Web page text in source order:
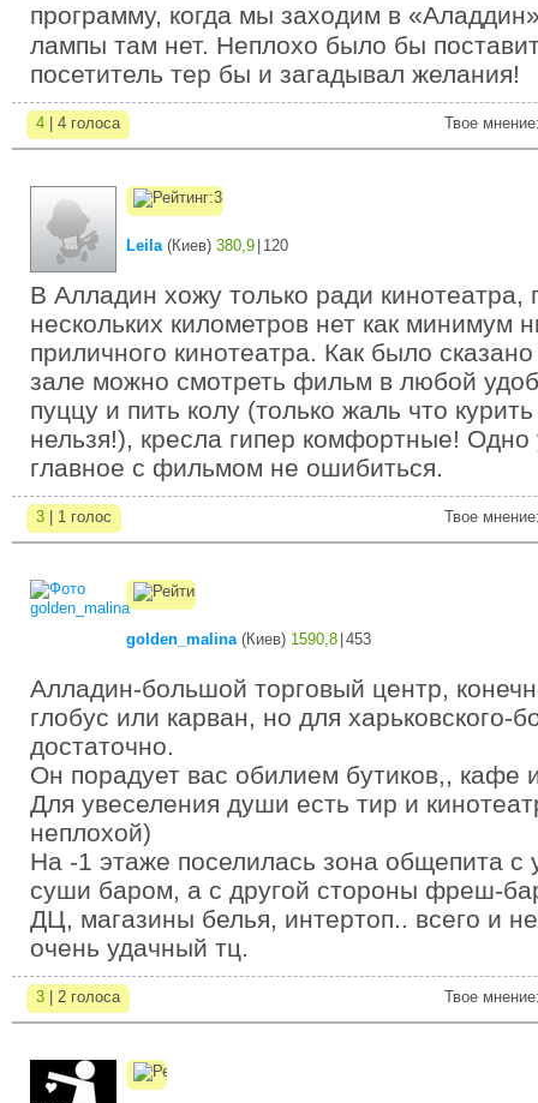
программу, когда мы заходим в
лампы там нет. Неплохо было бы
посетитель тер бы и загадывал желания!
4 | 4 голоса Твое
Leila(Киев) 380,9 120
В Алладин хожу только ради кинотеатра,
нескольких километров нет как минимум
приличного кинотеатра. Как было
зале можно смотреть фильм в любой
пуццу и пить колу (только жаль что
нельзя!), кресла гипер комфортные! Одно
главное с фильмом не ошибиться.
3 | 1 голос Твое
golden_malina(Киев) 1590,8 453
Алладин-большой торговый центр,
глобус или карван, но для харьковского-
достаточно.
Он порадует вас обилием бутиков,, кафе
Для увеселения души есть тир и
неплохой)
На -1 этаже поселилась зона общепита
суши баром, а с другой стороны фреш-
ДЦ, магазины белья, интертоп.. всего и
очень удачный тц.
3 | 2 голоса Твое